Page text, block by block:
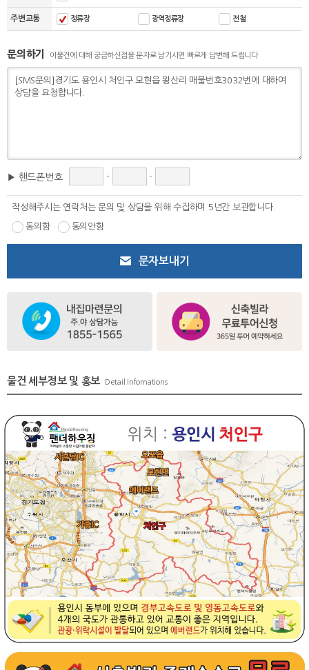
주변교통 정류장 광역정류장 전철
문의하기 이물건에 대해 궁금하신점을 문자로 남기시면 빠르게 답변해 드립니다
▶ 핸드폰번호 - -
작성해주시는 연락처는 문의 및 상담을 위해 수집하며 5년간 보관합니다.
동의함 동의안함
문자보내기
물건 세부정보 및 홍보 Detail Infomations